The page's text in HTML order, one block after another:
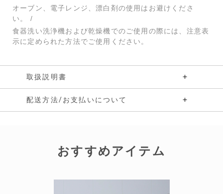
オーブン、電子レンジ、漂白剤の使用はお避けくださ
い。
/
食器洗い洗浄機および乾燥機でのご使用の際には、注意表
示に定められた方法でご使用ください。
取扱説明書
配送方法/お支払いについて
おすすめアイテム